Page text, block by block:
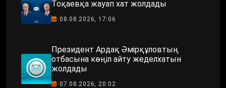
Тоқаевқа жауап хат жолдады
08.08.2026, 17:06
Президент Ардақ Әмірқұловтың
отбасына көңіл айту жеделхатын
жолдады
07.08.2026, 20:02